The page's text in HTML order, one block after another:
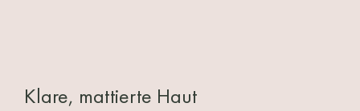
Klare, mattierte Haut